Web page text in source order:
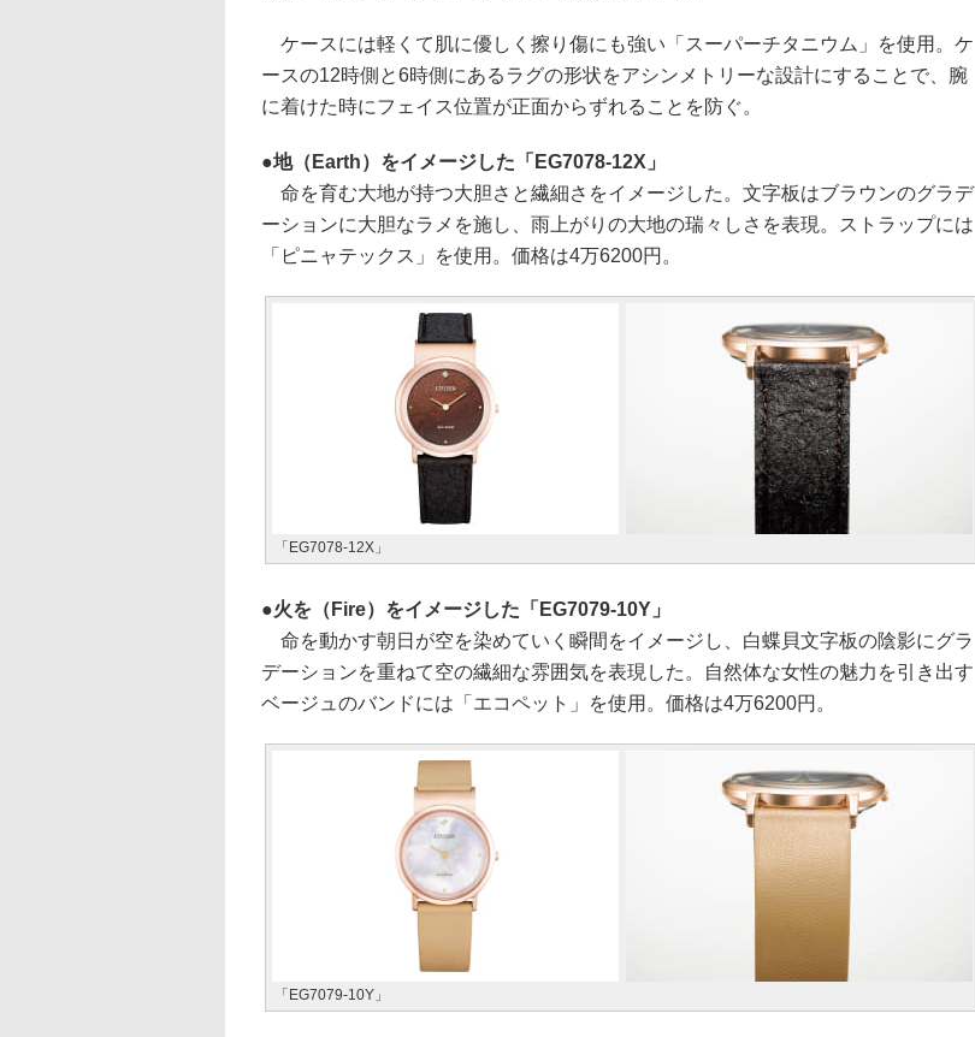
ケースには軽くて肌に優しく擦り傷にも強い「スーパーチタニウム」を使用。ケ
ースの12時側と6時側にあるラグの形状をアシンメトリーな設計にすることで、腕
に着けた時にフェイス位置が正面からずれることを防ぐ。
地（Earth）をイメージした「EG7078-12X」
命を育む大地が持つ大胆さと繊細さをイメージした。文字板はブラウンのグラデ
ーションに大胆なラメを施し、雨上がりの大地の瑞々しさを表現。ストラップには
「ピニャテックス」を使用。価格は4万6200円。
「EG7078-12X」
火を（Fire）をイメージした「EG7079-10Y」
命を動かす朝日が空を染めていく瞬間をイメージし、白蝶貝文字板の陰影にグラ
デーションを重ねて空の繊細な雰囲気を表現した。自然体な女性の魅力を引き出す
ベージュのバンドには「エコペット」を使用。価格は4万6200円。
「EG7079-10Y」